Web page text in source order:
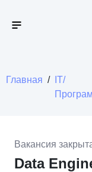
Главная /
IT/
Data
Вакансия